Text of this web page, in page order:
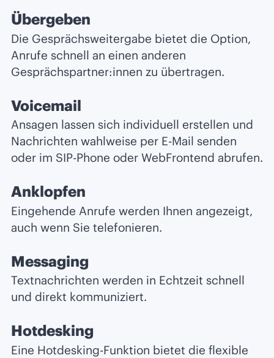
Übergeben
Die Gesprächsweitergabe bietet die Option,
Anrufe schnell an einen anderen
Gesprächspartner:innen zu übertragen.
Voicemail
Ansagen lassen sich individuell erstellen und
Nachrichten wahlweise per E-Mail senden
oder im SIP-Phone oder WebFrontend abrufen.
Anklopfen
Eingehende Anrufe werden Ihnen angezeigt,
auch wenn Sie telefonieren.
Messaging
Textnachrichten werden in Echtzeit schnell
und direkt kommuniziert.
Hotdesking
Eine Hotdesking-Funktion bietet die flexible